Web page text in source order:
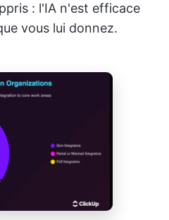
: l'IA n'est efficace
vous lui donnez.